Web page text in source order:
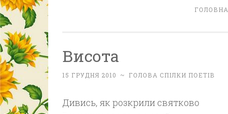
ГОЛОВНА
Висота
15 ГРУДНЯ 2010 ~ ГОЛОВА СПІЛКИ ПОЕТІВ
Дивись, як розкрили святково